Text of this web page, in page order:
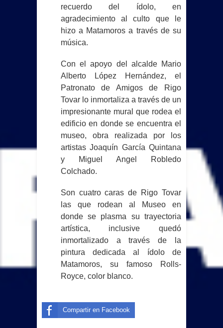
recuerdo del ídolo, en
agradecimiento al culto que le
hizo a Matamoros a través de su
música.
Con el apoyo del alcalde Mario
Alberto López Hernández, el
Patronato de Amigos de Rigo
Tovar lo inmortaliza a través de un
impresionante mural que rodea el
edificio en donde se encuentra el
museo, obra realizada por los
artistas Joaquín García Quintana
y Miguel Angel Robledo
Colchado.
Son cuatro caras de Rigo Tovar
las que rodean al Museo en
donde se plasma su trayectoria
artística, inclusive quedó
inmortalizado a través de la
pintura dedicada al ídolo de
Matamoros, su famoso Rolls-
Royce, color blanco.
Compartir en Facebook